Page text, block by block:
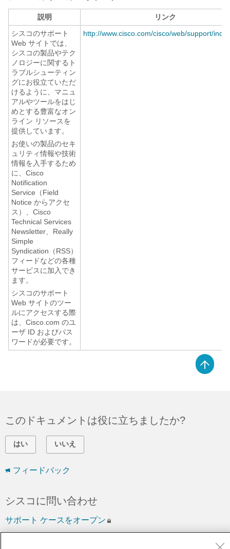
説明
リンク
シスコのサポート
Web サイトでは、
シスコの製品やテク
ノロジーに関するト
ラブルシューティン
グにお役立ていただ
けるように、マニュ
アルやツールをはじ
めとする豊富なオン
ライン リソースを
提供しています。
お使いの製品のセキ
ュリティ情報や技術
情報を入手するため
に、Cisco
Notification
Service（Field
Notice からアクセ
ス）、Cisco
Technical Services
Newsletter、Really
Simple
Syndication（RSS）
フィードなどの各種
サービスに加入でき
ます。
シスコのサポート
Web サイトのツー
ルにアクセスする際
は、Cisco.com のユ
ーザ ID およびパス
ワードが必要です。
http://www.cisco.com/cisco/web/support/
このドキュメントは役に立ちましたか?
はい いいえ
フィードバック
シスコに問い合わせ
サポート ケースをオープン